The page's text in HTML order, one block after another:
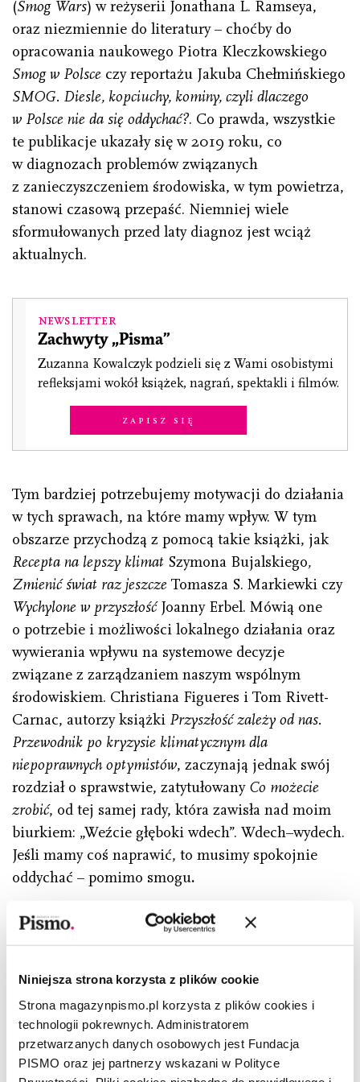
Niniejsza strona korzysta z plików cookie
Strona magazynpismo.pl korzysta z plików cookies i
technologii pokrewnych. Administratorem
przetwarzanych danych osobowych jest Fundacja
PISMO oraz jej partnerzy wskazani w Polityce
(Smog Wars) w reżyserii Jonathana L. Ramseya,
oraz niezmiennie do literatury – choćby do
opracowania naukowego Piotra Kleczkowskiego
Smog w Polsce czy reportażu Jakuba Chełmińskiego
SMOG. Diesle, kopciuchy, kominy, czyli dlaczego
w Polsce nie da się oddychać?. Co prawda, wszystkie
te publikacje ukazały się w 2019 roku, co
w diagnozach problemów związanych
z zanieczyszczeniem środowiska, w tym powietrza,
stanowi czasową przepaść. Niemniej wiele
sformułowanych przed laty diagnoz jest wciąż
aktualnych.
Newsletter
Zachwyty „Pisma”
Zuzanna Kowalczyk podzieli się z Wami osobistymi
refleksjami wokół książek, nagrań, spektakli i filmów.
Zapisz się
Tym bardziej potrzebujemy motywacji do działania
w tych sprawach, na które mamy wpływ. W tym
obszarze przychodzą z pomocą takie książki, jak
Recepta na lepszy klimat Szymona Bujalskiego,
Zmienić świat raz jeszcze Tomasza S. Markiewki czy
Wychylone w przyszłośćJoanny Erbel. Mówią one
o potrzebie i możliwości lokalnego działania oraz
wywierania wpływu na systemowe decyzje
związane z zarządzaniem naszym wspólnym
środowiskiem. Christiana Figueres i Tom Rivett-
Carnac, autorzy książki Przyszłość zależy od nas.
Przewodnik po kryzysie klimatycznym dla
niepoprawnych optymistów, zaczynają jednak swój
rozdział o sprawstwie, zatytułowany Co możecie
zrobić, od tej samej rady, która zawisła nad moim
biurkiem: „Weźcie głęboki wdech”. Wdech–wydech.
Jeśli mamy coś naprawić, to musimy spokojnie
oddychać – pomimo smogu.
Masz przed sobą otwartą treść, którą
Odkryj pozostałe treści z magazynu, także
w wersji audio. Jeśli nie masz prenumeraty lub
dostępu online – zarejestruj się iwykup dostęp